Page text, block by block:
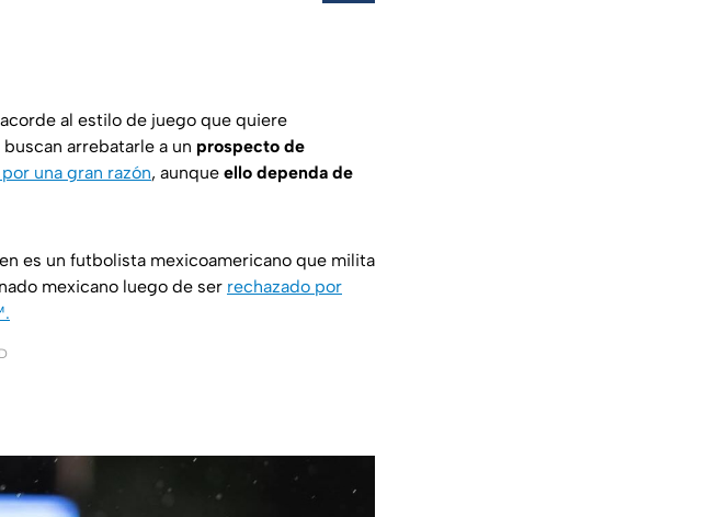
acorde al estilo de juego que quiere
arrebatarle a un prospecto de
una gran razón, aunque ello dependa de
es un futbolista mexicoamericano que milita
mexicano luego de ser rechazado por